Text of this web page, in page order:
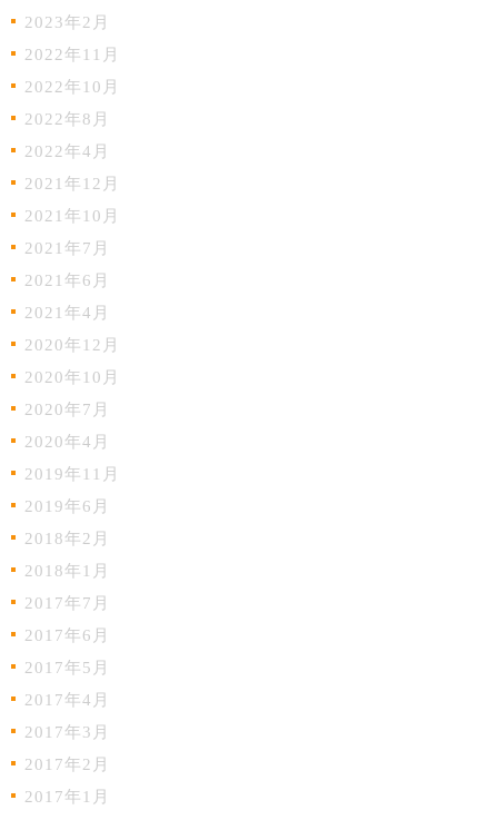
2023年2月
2022年11月
2022年10月
2022年8月
2022年4月
2021年12月
2021年10月
2021年7月
2021年6月
2021年4月
2020年12月
2020年10月
2020年7月
2020年4月
2019年11月
2019年6月
2018年2月
2018年1月
2017年7月
2017年6月
2017年5月
2017年4月
2017年3月
2017年2月
2017年1月